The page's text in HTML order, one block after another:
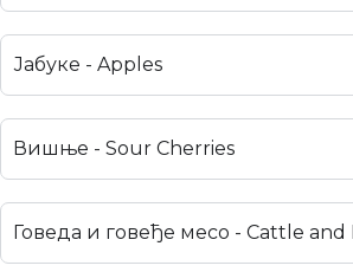
Јабуке - Apples
Вишње - Sour Cherries
Говеда и говеђе месо - Cattle and